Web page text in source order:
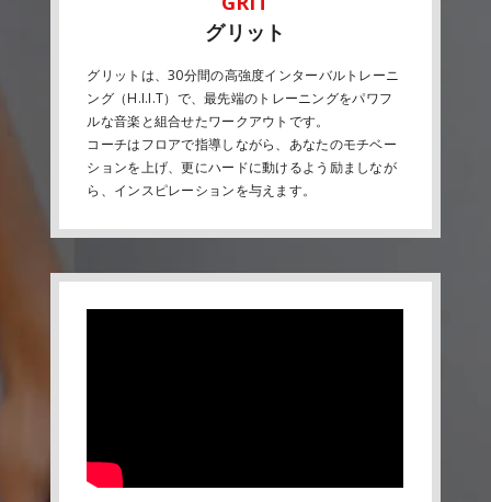
グリット
グリットは、30分間の高強度インターバルトレーニ
ング（H.I.I.T）で、最先端のトレーニングをパワフ
ルな音楽と組合せたワークアウトです。
コーチはフロアで指導しながら、あなたのモチベー
ションを上げ、更にハードに動けるよう励ましなが
ら、インスピレーションを与えます。